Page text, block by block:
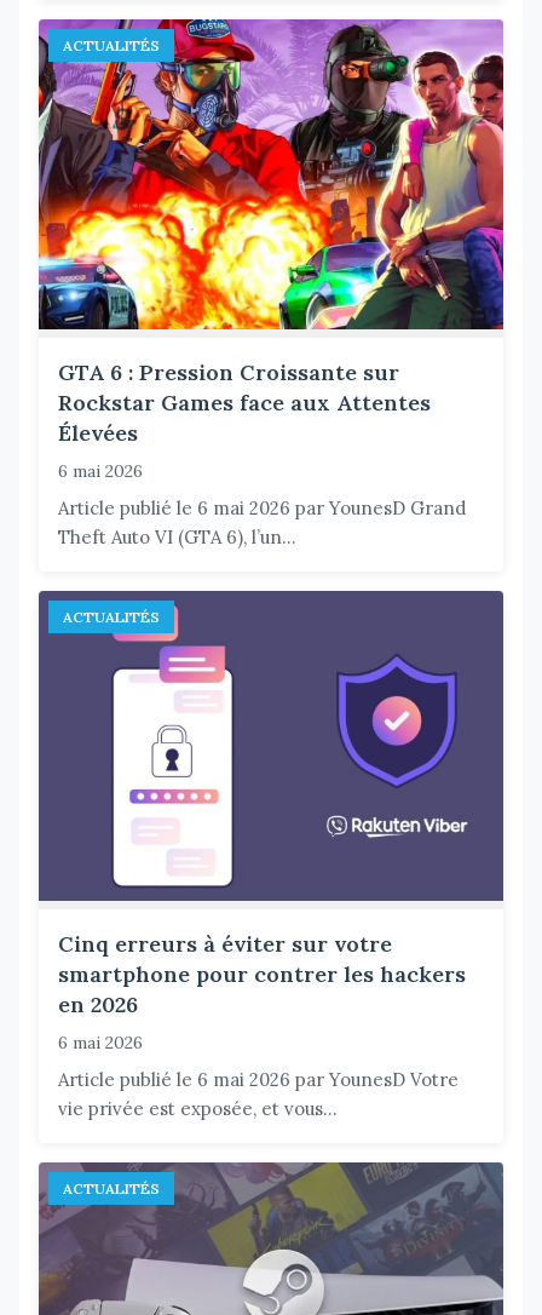
ACTUALITÉS
GTA 6 : Pression Croissante sur
Rockstar Games face aux Attentes
Élevées
6 mai 2026
Article publié le 6 mai 2026 par YounesD Grand
Theft Auto VI (GTA 6), l’un...
ACTUALITÉS
Cinq erreurs à éviter sur votre
smartphone pour contrer les hackers
en 2026
6 mai 2026
Article publié le 6 mai 2026 par YounesD Votre
vie privée est exposée, et vous...
ACTUALITÉS